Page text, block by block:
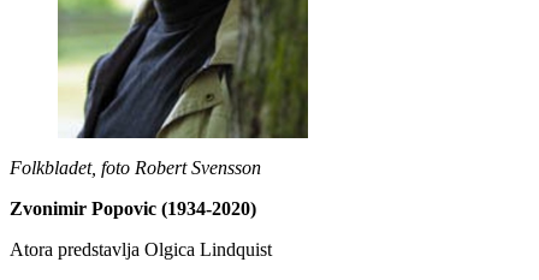
Folkbladet, foto Robert Svensson
Zvonimir Popovic (1934-2020)
Atora predstavlja Olgica Lindquist